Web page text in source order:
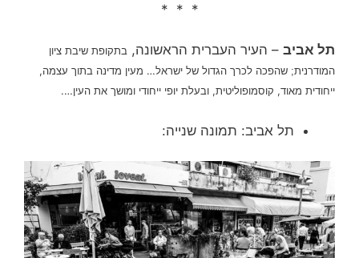
* * *
תל אביב – העיר העברית הראשונה, בתקופת שיבת ציון
המודרנית; שהפכה לכרך הגדול של ישראל… מעין מדינה בתוך עצמה,
ייחודית מאוד, קוסמופוליטית, ובעלת יופי ייחודי ומושך את העין….
תל אביב: תמונה שנייה: